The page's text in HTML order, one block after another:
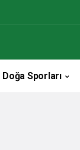
Doğa Sporları